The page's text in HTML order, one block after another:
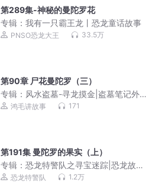
第289集-神秘的曼陀罗花
专辑：我有一只霸王龙丨恐龙童话故事
PNSO恐龙大王 33.5万
第90章 尸花曼陀罗（三）
专辑： 风水盗墓-寻龙摸金|盗墓笔记外
传|风水堪舆|鬼吹灯
鸿毛讲故事 171
第191集 曼陀罗的果实（上）
专辑：恐龙特警队之寻宝迷踪|恐龙故事|
儿童侦探推理故事
恐龙特警队 1.2万